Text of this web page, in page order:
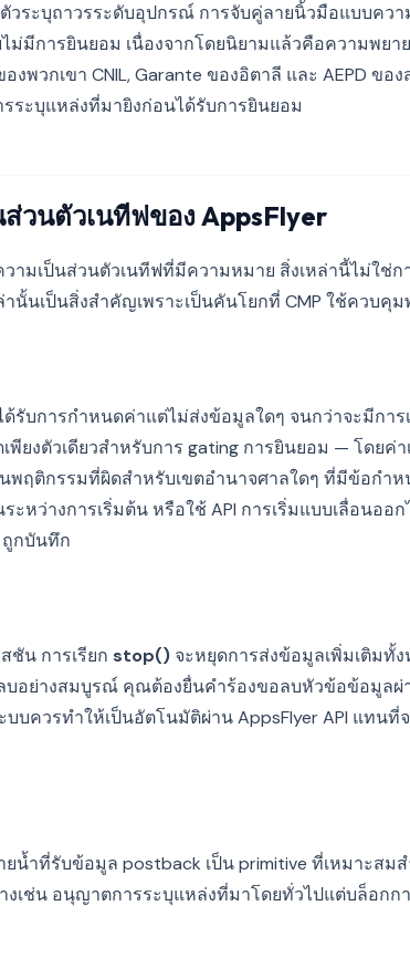
วระบุถาวรระดับอุปกรณ์ การจับคู่ลายนิ้วมือแบบคว
ม่มีการยินยอม เนื่องจากโดยนิยามแล้วคือความพยา
พวกเขา CNIL, Garante ของอิตาลี และ AEPD ของ
ระบุแหล่งที่มายิงก่อนได้รับการยินยอม
วนตัวเนทีฟของ AppsFlyer
วามเป็นส่วนตัวเนทีฟที่มีความหมาย สิ่งเหล่านี้ไม่ใช่
านั้นเป็นสิ่งสำคัญเพราะเป็นคันโยกที่ CMP ใช้ควบคุม
ด้รับการกำหนดค่าแต่ไม่ส่งข้อมูลใดๆ จนกว่าจะมีการ
ยงตัวเดียวสำหรับการ gating การยินยอม — โดยค่า
พฤติกรรมที่ผิดสำหรับเขตอำนาจศาลใดๆ ที่มีข้อกำ
ะหว่างการเริ่มต้น หรือใช้ API การเริ่มแบบเลื่อนออก
กบันทึก
ชัน การเรียก stop() จะหยุดการส่งข้อมูลเพิ่มเติมทั้
บอย่างสมบูรณ์ คุณต้องยื่นคำร้องขอลบหัวข้อข้อมูล
บควรทำให้เป็นอัตโนมัติผ่าน AppsFlyer API แทนที่
น้ำที่รับข้อมูล postback เป็น primitive ที่เหมาะสม
งเช่น อนุญาตการระบุแหล่งที่มาโดยทั่วไปแต่บล็อกก